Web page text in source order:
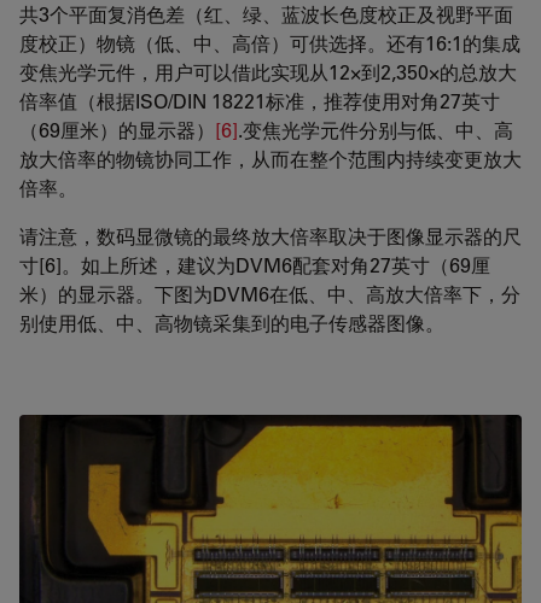
共3个平面复消色差（红、绿、蓝波长色度校正及视野平面
度校正）物镜（低、中、高倍）可供选择。还有16:1的集成
变焦光学元件，用户可以借此实现从12×到2,350×的总放大
倍率值（根据ISO/DIN 18221标准，推荐使用对角27英寸
（69厘米）的显示器） [6].变焦光学元件分别与低、中、高
放大倍率的物镜协同工作，从而在整个范围内持续变更放大
倍率。
请注意，数码显微镜的最终放大倍率取决于图像显示器的尺
寸[6]。如上所述，建议为DVM6配套对角27英寸（69厘
米）的显示器。下图为DVM6在低、中、高放大倍率下，分
别使用低、中、高物镜采集到的电子传感器图像。